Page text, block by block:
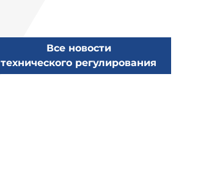
Все новости
технического регулирования